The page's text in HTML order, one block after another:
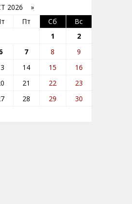
2026 »
Пт Сб
Вс
1
2
7 8
9
14 15
16
21 22
23
28 29
30